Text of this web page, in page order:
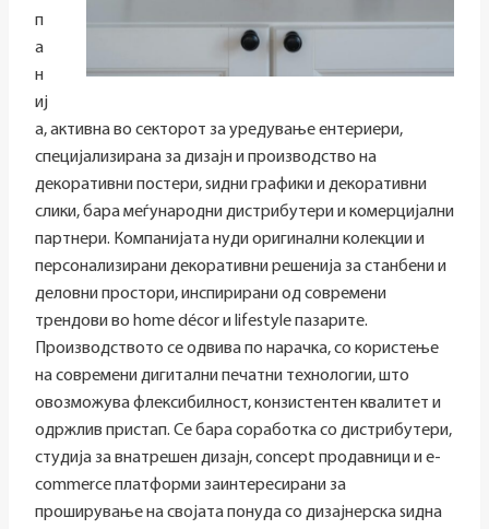
п
а
н
иј
а, активна во секторот за уредување ентериери,
специјализирана за дизајн и производство на
декоративни постери, ѕидни графики и декоративни
слики, бара меѓународни дистрибутери и комерцијални
партнери. Компанијата нуди оригинални колекции и
персонализирани декоративни решенија за станбени и
деловни простори, инспирирани од современи
трендови во home décor и lifestyle пазарите.
Производството се одвива по нарачка, со користење
на современи дигитални печатни технологии, што
овозможува флексибилност, конзистентен квалитет и
одржлив пристап. Се бара соработка со дистрибутери,
студија за внатрешен дизајн, concept продавници и e-
commerce платформи заинтересирани за
проширување на својата понуда со дизајнерска ѕидна